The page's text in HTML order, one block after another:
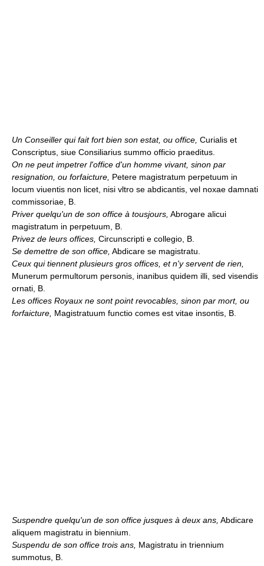
Un Conseiller qui fait fort bien son estat, ou office, Curialis et
Conscriptus, siue Consiliarius summo officio praeditus.
On ne peut impetrer l'office d'un homme vivant, sinon par
resignation, ou forfaicture, Petere magistratum perpetuum in
locum viuentis non licet, nisi vltro se abdicantis, vel noxae damnati
commissoriae, B.
Priver quelqu'un de son office à tousjours, Abrogare alicui
magistratum in perpetuum, B.
Privez de leurs offices, Circunscripti e collegio, B.
Se demettre de son office, Abdicare se magistratu.
Ceux qui tiennent plusieurs gros offices, et n'y servent de rien,
Munerum permultorum personis, inanibus quidem illi, sed visendis
ornati, B.
Les offices Royaux ne sont point revocables, sinon par mort, ou
forfaicture, Magistratuum functio comes est vitae insontis, B.
Suspendre quelqu'un de son office jusques à deux ans, Abdicare
aliquem magistratu in biennium.
Suspendu de son office trois ans, Magistratu in triennium
summotus, B.